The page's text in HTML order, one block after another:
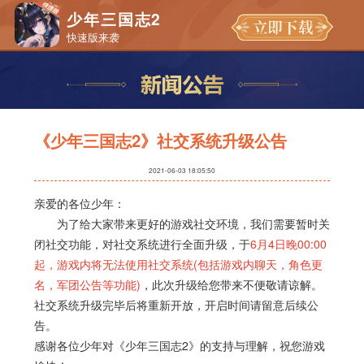
少年三国志2
快速版来袭
《少年三国志2》社交系统升级公告
2021-06-03 18:05:50
亲爱的各位少年：
为了给大家带来更好的游戏社交环境，我们需要暂时关
闭社交功能，对社交系统进行全面升级，于6月4日晚00:00
起，游戏内将无法使用社交系统(包括游戏内聊天，角色更
名，军团公告等功能) ，此次升级给您带来不便敬请谅解。
社交系统升级完毕后将重新开放，开启时间请留意后续公
告。
感谢各位少年对《少年三国志2》的支持与理解，祝您游戏